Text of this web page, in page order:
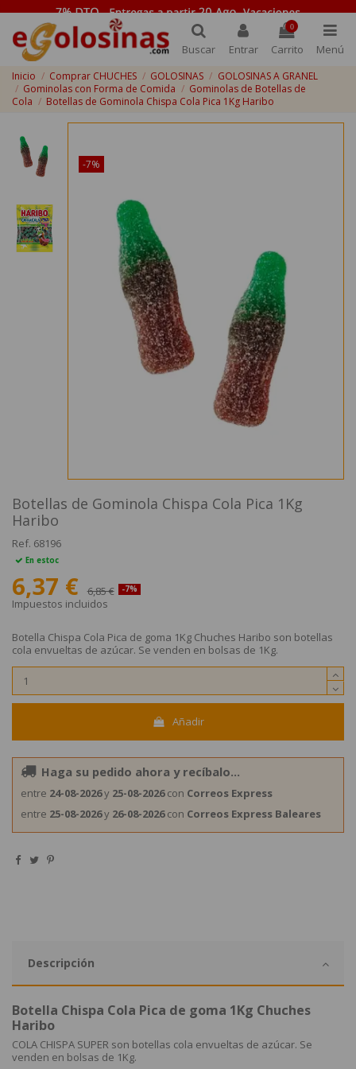
Buscar Entrar
0
Carrito Menú
Inicio Comprar CHUCHES GOLOSINAS
GOLOSINAS A GRANEL
Gominolas con Forma de Comida
Gominolas de Botellas de
Cola
Botellas de Gominola Chispa Cola Pica 1Kg Haribo
-7%
Botellas de Gominola Chispa Cola Pica 1Kg
Haribo
Ref. 68196
En estoc
6,37 € 6,85 € -7%
Impuestos incluidos
Botella Chispa Cola Pica de goma 1Kg Chuches Haribo son botellas
cola envueltas de azúcar. Se venden en bolsas de 1Kg.
Añadir
Haga su pedido ahora y recíbalo...
entre 24-08-2026y 25-08-2026con Correos Express
entre 25-08-2026y 26-08-2026con Correos Express Baleares
Descripción
Botella Chispa Cola Pica de goma 1Kg Chuches
Haribo
COLA CHISPA SUPER son botellas cola envueltas de azúcar. Se
venden en bolsas de 1Kg.